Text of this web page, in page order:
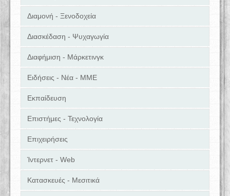
Διαμονή - Ξενοδοχεία
Διασκέδαση - Ψυχαγωγία
Διαφήμιση - Μάρκετινγκ
Ειδήσεις - Νέα - ΜΜΕ
Εκπαίδευση
Επιστήμες - Τεχνολογία
Επιχειρήσεις
Ίντερνετ - Web
Κατασκευές - Μεσιτικά